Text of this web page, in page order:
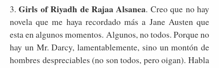
3.Girls of Riyadh de Rajaa Alsanea. Creo que no hay
novela que me haya recordado más a Jane Austen que
esta en algunos momentos. Algunos, no todos. Porque no
hay un Mr. Darcy, lamentablemente, sino un montón de
hombres despreciables (no son todos, pero oigan). Habla